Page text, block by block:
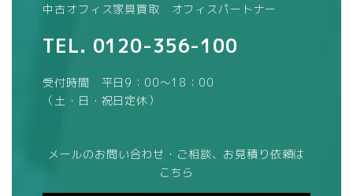
中古オフィス家具買取 オフィスパートナー
TEL. 0120-356-100
受付時間 平日9：00～18：00
（土・日・祝日定休）
メールのお問い合わせ・ご相談、お見積り依頼は
こちら